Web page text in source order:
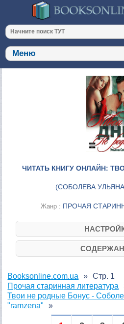
ЧИТАТЬ КНИГУ ОНЛАЙН:
(СОБОЛЕВА УЛЬЯНА
Жанр : ПРОЧАЯ
Booksonline.com.ua
Прочая старинная литература
Твои не родные Бонус -
"ramzena"
Стр. 1